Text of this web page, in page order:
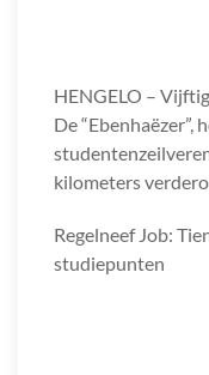
HENGELO –
De “Ebenhaëzer”,
kilometers
Regelneef Job:
studiepunten